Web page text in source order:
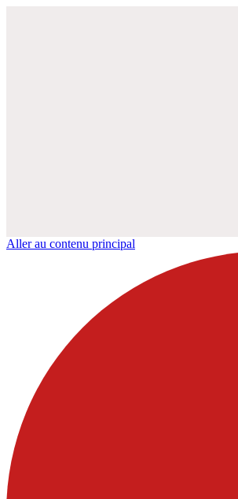
Aller au contenu principal